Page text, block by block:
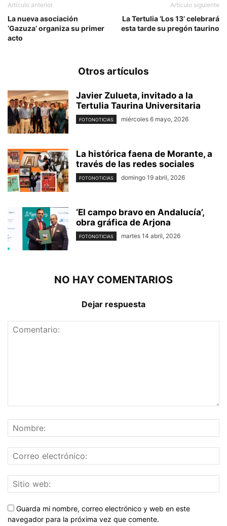
Artículo anterior
La nueva asociación
‘Gazuza’ organiza su primer
acto
Artículo siguiente
La Tertulia ‘Los 13’ celebrará
esta tarde su pregón taurino
Otros artículos
Javier Zulueta, invitado a la
Tertulia Taurina Universitaria
FOTONOTICIAS miércoles 6 mayo, 2026
La histórica faena de Morante, a
través de las redes sociales
FOTONOTICIAS domingo 19 abril, 2026
‘El campo bravo en Andalucía’,
obra gráfica de Arjona
FOTONOTICIAS martes 14 abril, 2026
NO HAY COMENTARIOS
Dejar respuesta
Guarda mi nombre, correo electrónico y web en este
navegador para la próxima vez que comente.